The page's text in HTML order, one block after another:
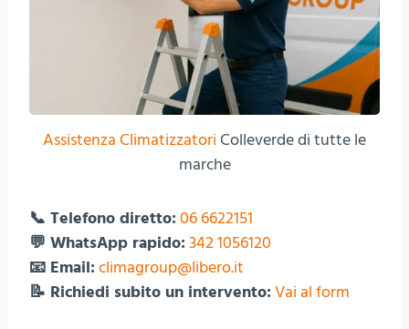
Assistenza Climatizzatori Colleverde di tutte le
marche
📞 Telefono diretto: 06 6622151
💬 WhatsApp rapido: 342 1056120
📧 Email: climagroup@libero.it
📝 Richiedi subito un intervento: Vai al form